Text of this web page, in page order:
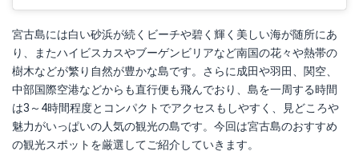
宮古島には白い砂浜が続くビーチや碧く輝く美しい海が随所にあ
り、またハイビスカスやブーゲンビリアなど南国の花々や熱帯の
樹木などが繁り自然が豊かな島です。さらに成田や羽田、関空、
中部国際空港などからも直行便も飛んでおり、島を一周する時間
は3～4時間程度とコンパクトでアクセスもしやすく、見どころや
魅力がいっぱいの人気の観光の島です。今回は宮古島のおすすめ
の観光スポットを厳選してご紹介していきます。